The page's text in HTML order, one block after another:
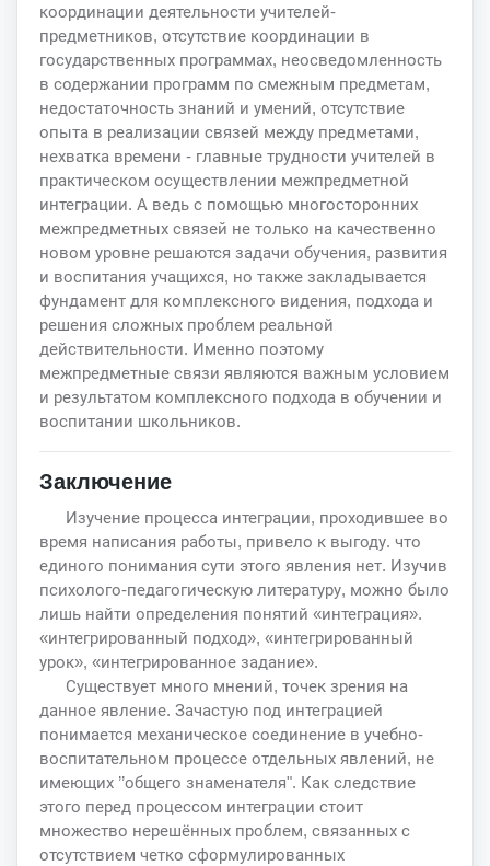
координации деятельности учителей-
предметников, отсутствие координации в
государственных программах, неосведомленность
в содержании программ по смежным предметам,
недостаточность знаний и умений, отсутствие
опыта в реализации связей между предметами,
нехватка времени - главные трудности учителей в
практическом осуществлении межпредметной
интеграции. А ведь с помощью многосторонних
межпредметных связей не только на качественно
новом уровне решаются задачи обучения, развития
и воспитания учащихся, но также закладывается
фундамент для комплексного видения, подхода и
решения сложных проблем реальной
действительности. Именно поэтому
межпредметные связи являются важным условием
и результатом комплексного подхода в обучении и
воспитании школьников.
Заключение
Изучение процесса интеграции, проходившее во
время написания работы, привело к выгоду. что
единого понимания сути этого явления нет. Изучив
психолого-педагогическую литературу, можно было
лишь найти определения понятий «интеграция».
«интегрированный подход», «интегрированный
урок», «интегрированное задание».
Существует много мнений, точек зрения на
данное явление. Зачастую под интеграцией
понимается механическое соединение в учебно-
воспитательном процессе отдельных явлений, не
имеющих ’’общего знаменателя". Как следствие
этого перед процессом интеграции стоит
множество нерешённых проблем, связанных с
отсутствием четко сформулированных